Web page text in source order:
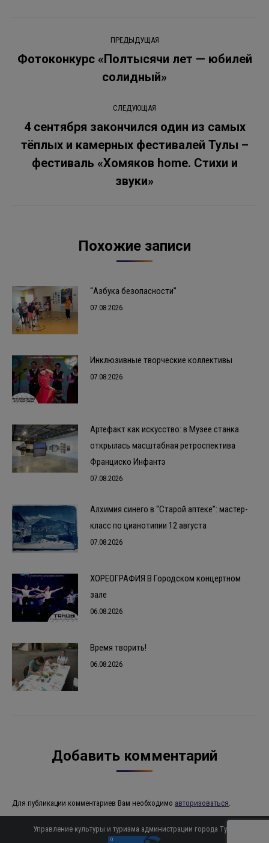
Навигация
по
ПРЕДЫДУЩАЯ
запись:
Фотоконкурс «Полтысячи лет — юбилей
солидный»
СЛЕДУЮЩАЯ
Следующая
запись:
4 сентября закончился один из самых
тёплых и камерных фестивалей Тулы –
фестиваль «Хомяков home. Стихи и
звуки»
Похожие записи
“Азбука безопасности”
07.08.2026
Инклюзивные творческие коллективы
07.08.2026
Артефакт как искусство: в Музее станка
открылась масштабная ретроспектива
Франциско Инфантэ
07.08.2026
Алхимия синего в “Старой аптеке”: мастер-
класс по цианотипии 12 августа
07.08.2026
ХОРЕОГРАФИЯ В Городском концертном
зале
06.08.2026
Время творить!
06.08.2026
Добавить комментарий
Для публикации комментариев Вам необходимо авторизоваться
Управление культуры и туризма администрации города Тулы